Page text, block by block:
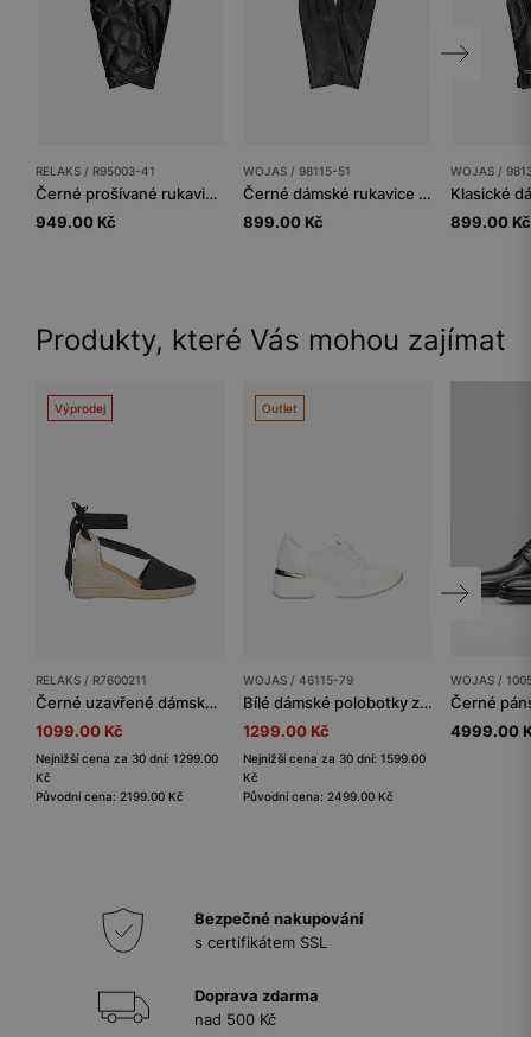
RELAKS / R95003-41
Černé prošívané rukavice RELAKS s vnitřním zateplením
949.00 Kč
WOJAS / 98115-51
Černé dámské rukavice z kvalitní hladké kůže
899.00 Kč
WOJAS /
899.00 Kč
Produkty, které Vás mohou zajímat
Výprodej
RELAKS / R7600211
Černé uzavřené dámské espadrilky RELAKS
1099.00 Kč
Nejnižší cena za 30 dní: 1299.00
Kč
Původní cena: 2199.00 Kč
Outlet
WOJAS / 46115-79
Bílé dámské polobotky z hladké a velurové kůže
1299.00 Kč
Nejnižší cena za 30 dní: 1599.00
Kč
Původní cena: 2499.00 Kč
WOJAS /
4999.00
Bezpečné nakupování
s certifikátem SSL
Doprava zdarma
nad 500 Kč